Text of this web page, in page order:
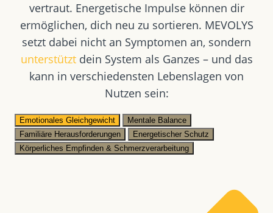
vertraut. Energetische Impulse können dir
ermöglichen, dich neu zu sortieren. MEVOLYS
setzt dabei nicht an Symptomen an, sondern
unterstütztdein System als Ganzes – und das
kann in verschiedensten Lebenslagen von
Nutzen sein:
Emotionales Gleichgewicht
Mentale Balance
Familiäre Herausforderungen
Energetischer Schutz
Körperliches Empfinden & Schmerzverarbeitung